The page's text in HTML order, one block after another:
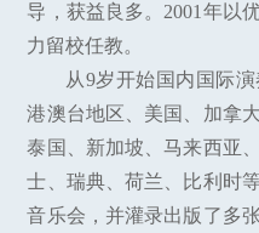
导，获益良多。2001年以
力留校任教。
从9岁开始国内国际
港澳台地区、美国、加拿
泰国、新加坡、马来西亚
士、瑞典、荷兰、比利时
音乐会，并灌录出版了多